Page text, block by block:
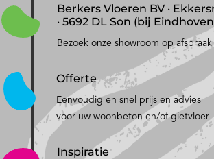
Berkers Vloeren BV ·
· 5692 DL Son (bij
Bezoek onze showroom op afspraak
Offerte
Eenvoudig en snel prijs en advies
voor uw woonbeton en/of gietvloer
Inspiratie